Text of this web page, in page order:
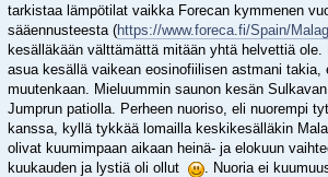
tarkistaa lämpötilat vaikka Forecan kymmenen
sääennusteesta (https://www.foreca.fi/Spain/
kesälläkään välttämättä mitään yhtä helvettiä
asua kesällä vaikean eosinofiilisen astmani takia,
muutenkaan. Mieluummin saunon kesän
Jumprun patiolla. Perheen nuoriso, eli nuorempi
kanssa, kyllä tykkää lomailla keskikesälläkin
olivat kuumimpaan aikaan heinä- ja elokuun
kuukauden ja lystiä oli ollut
. Nuoria ei